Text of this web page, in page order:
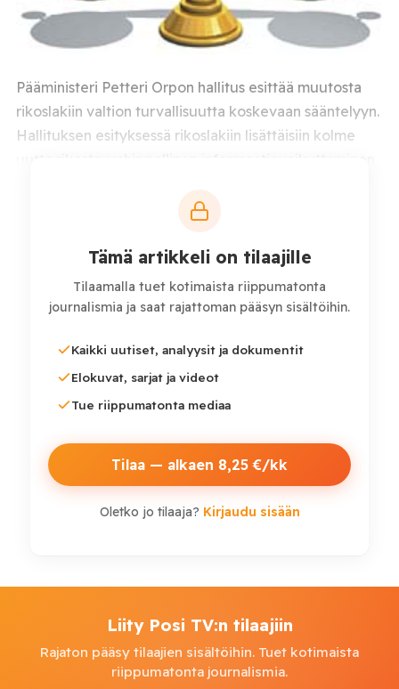
Pääministeri Petteri Orpon hallitus esittää muutosta
rikoslakiin valtion turvallisuutta koskevaan sääntelyyn.
Hallituksen esityksessä rikoslakiin lisättäisiin kolme
tekemistä varten sekä vainoaminen
tiedustelutarkoituksessa (esimerkiksi poliittisiin
pakolaisiin kohdistuva). Samalla muutettaisiin
maanpetoksellista yhteydenpitoa koskevaa
rikossäännöstä. Esityksessä laajennettaisiin poliisin ja
ehdotettujen uusien rikosten ennalta estämisessä,
paljastamisessa ja selvittämisessä.
Tämä artikkeli on tilaajille
Tilaamalla tuet kotimaista riippumatonta
journalismia ja saat rajattoman pääsyn sisältöihin.
Kaikki uutiset, analyysit ja dokumentit
Elokuvat, sarjat ja videot
Tue riippumatonta mediaa
Tilaa — alkaen 8,25 €/kk
Oletko jo tilaaja? Kirjaudu sisään
Liity Posi TV:n tilaajiin
Rajaton pääsy tilaajien sisältöihin. Tuet kotimaista
riippumatonta journalismia.